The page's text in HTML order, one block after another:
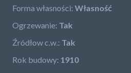
Forma własności: Własność
Ogrzewanie: Tak
Źródłow c.w.: Tak
Rok budowy: 1910